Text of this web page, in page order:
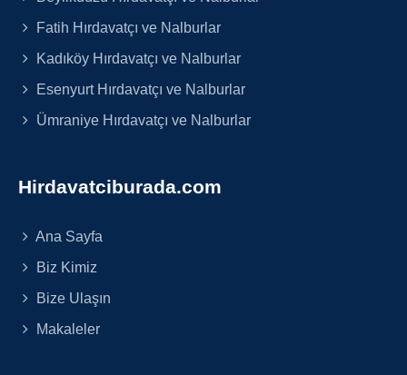
Fatih Hırdavatçı ve Nalburlar
Kadıköy Hırdavatçı ve Nalburlar
Esenyurt Hırdavatçı ve Nalburlar
Ümraniye Hırdavatçı ve Nalburlar
Hirdavatciburada.com
Ana Sayfa
Biz Kimiz
Bize Ulaşın
Makaleler